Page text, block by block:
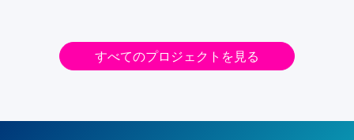
すべてのプロジェクトを見る